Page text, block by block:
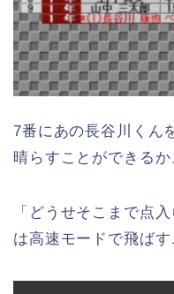
7番にあの長谷川くん
晴らすことができるか
「どうせそこまで点
は高速モードで飛ばす